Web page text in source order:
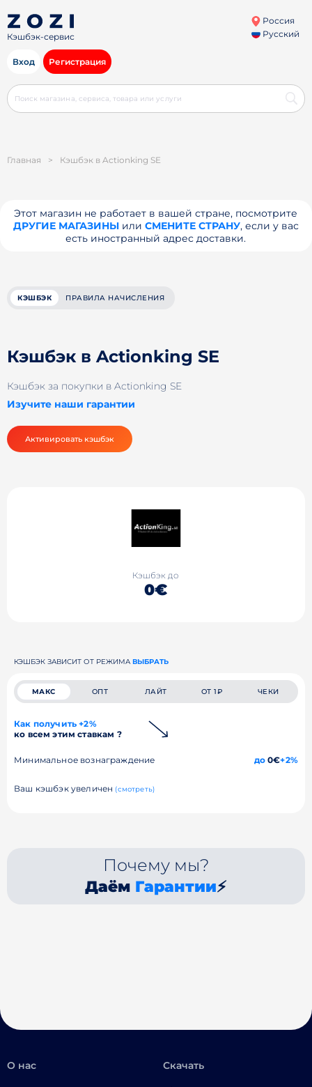
Кэшбэк-сервис
Россия
Русский
Вход Регистрация
Главная > Кэшбэк в Actionking SE
Этот магазин не работает в вашей стране, посмотрите
ДРУГИЕ МАГАЗИНЫили СМЕНИТЕ СТРАНУ, если у вас
есть иностранный адрес доставки.
КЭШБЭК ПРАВИЛА НАЧИСЛЕНИЯ
Кэшбэк в Actionking SE
Кэшбэк за покупки в Actionking SE
Изучите наши гарантии
Активировать кэшбэк
Кэшбэк до
0€
КЭШБЭК ЗАВИСИТ ОТ РЕЖИМА ВЫБРАТЬ
МАКС ОПТ ЛАЙТ ОТ 1₽ ЧЕКИ
Как получить +2%
ко всем этим ставкам ?
Минимальное вознаграждение до0€+2%
Ваш кэшбэк увеличен (смотреть)
Почему мы?
Даём Гарантии⚡
О нас Скачать